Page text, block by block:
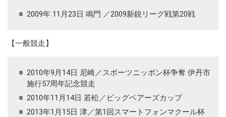
2009年 11月23日 鳴門 ／2009新鋭リーグ戦第20戦
【一般競走】
2010年9月14日 尼崎／スポーツニッポン杯争奪 伊丹市
施行57周年記念競走
2010年11月14日 若松／ビッグベアーズカップ
2013年1月15日 津／第1回スマートフォンマクール杯